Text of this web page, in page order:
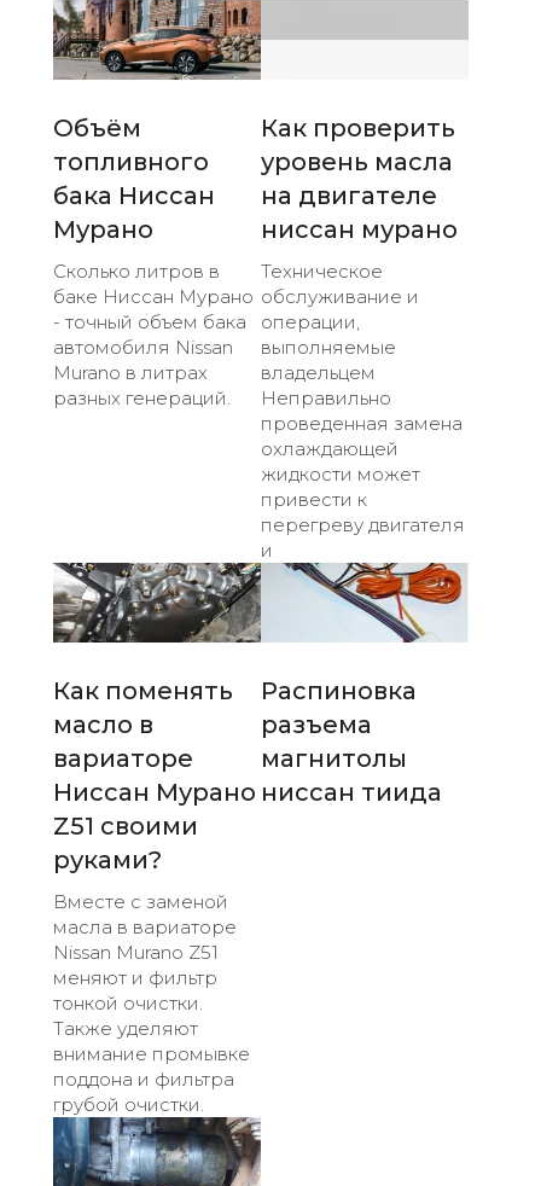
Объём
топливного
бака Ниссан
Мурано
Сколько литров в
баке Ниссан Мурано
- точный объем бака
автомобиля Nissan
Murano в литрах
разных генераций.
Как проверить
уровень масла
на двигателе
ниссан мурано
Техническое
обслуживание и
операции,
выполняемые
владельцем
Неправильно
проведенная замена
охлаждающей
жидкости может
привести к
перегреву двигателя
и
Как поменять
масло в
вариаторе
Ниссан Мурано
Z51 своими
руками?
Вместе с заменой
масла в вариаторе
Nissan Murano Z51
меняют и фильтр
тонкой очистки.
Также уделяют
внимание промывке
поддона и фильтра
грубой очистки.
Распиновка
разъема
магнитолы
ниссан тиида